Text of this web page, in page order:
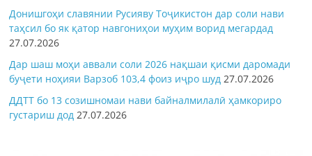
Донишгоҳи славянии Русияву Тоҷикистон дар соли нави
таҳсил бо як қатор навгониҳои муҳим ворид мегардад
27.07.2026
Дар шаш моҳи аввали соли 2026 нақшаи қисми даромади
буҷети ноҳияи Варзоб 103,4 фоиз иҷро шуд 27.07.2026
ДДТТ бо 13 созишномаи нави байналмилалӣ ҳамкориро
густариш дод 27.07.2026